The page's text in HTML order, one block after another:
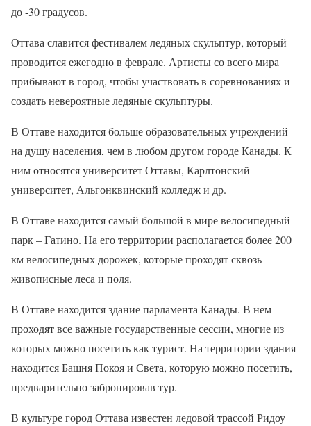
до -30 градусов.
Оттава славится фестивалем ледяных скульптур, который
проводится ежегодно в феврале. Артисты со всего мира
прибывают в город, чтобы участвовать в соревнованиях и
создать невероятные ледяные скульптуры.
В Оттаве находится больше образовательных учреждений
на душу населения, чем в любом другом городе Канады. К
ним относятся университет Оттавы, Карлтонский
университет, Альгонквинский колледж и др.
В Оттаве находится самый большой в мире велосипедный
парк – Гатино. На его территории располагается более 200
км велосипедных дорожек, которые проходят сквозь
живописные леса и поля.
В Оттаве находится здание парламента Канады. В нем
проходят все важные государственные сессии, многие из
которых можно посетить как турист. На территории здания
находится Башня Покоя и Света, которую можно посетить,
предварительно забронировав тур.
В культуре город Оттава известен ледовой трассой Ридоу